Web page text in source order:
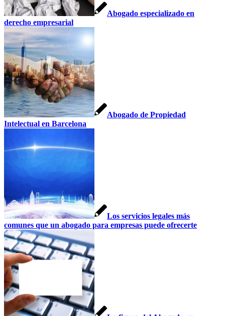
Abogado especializado en
derecho empresarial
Abogado de Propiedad
Intelectual en Barcelona
Los servicios legales más
comunes que un abogado para empresas puede ofrecerte